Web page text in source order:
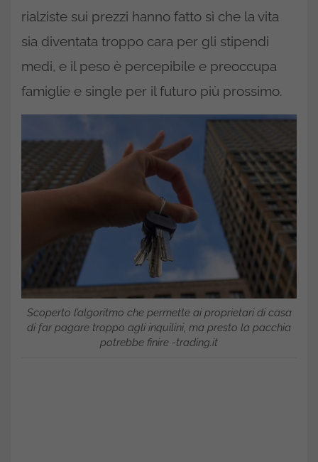
rialziste sui prezzi hanno fatto sì che la vita
sia diventata troppo cara per gli stipendi
medi, e il peso è percepibile e preoccupa
famiglie e single per il futuro più prossimo.
Scoperto l’algoritmo che permette ai proprietari di casa
di far pagare troppo agli inquilini, ma presto la pacchia
potrebbe finire -trading.it